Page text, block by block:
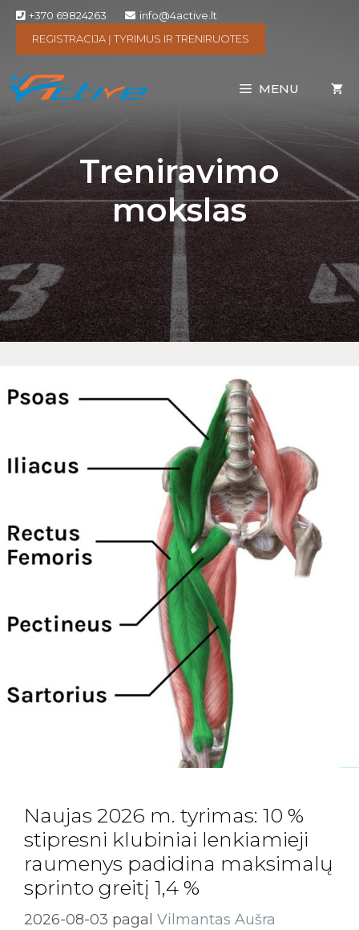
+370 69824263
info@4active.lt
REGISTRACIJA Į TYRIMUS IR TRENIRUOTES
MENU
Treniravimo
mokslas
Naujas 2026 m. tyrimas: 10 %
stipresni klubiniai lenkiamieji
raumenys padidina maksimalų
sprinto greitį 1,4 %
2026-08-03 pagal Vilmantas Aušra